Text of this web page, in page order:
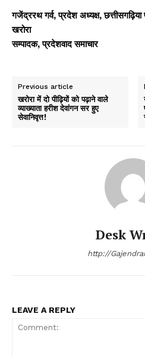
गजेंद्ररथ गर्व, प्रदेश अध्यक्ष,
खरोरा
सम्पादक, प्रदेशवाद समाचार
Previous article
खरोरा में दो पीढ़ियों को पढ़ाने वाले
व्याख्याता हरीश देवांगन सर हुए
सेवानिवृत्त!
Desk
http://
LEAVE A REPLY